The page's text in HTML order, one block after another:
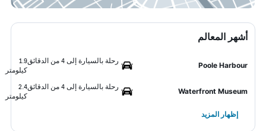
أشهر المعالم
Poole Harbour
رحلة بالسيارة إلى 4 من الدقائق
1.9
كيلومتر
Waterfront Museum
رحلة بالسيارة إلى 4 من الدقائق
2.4
كيلومتر
إظهار المزيد